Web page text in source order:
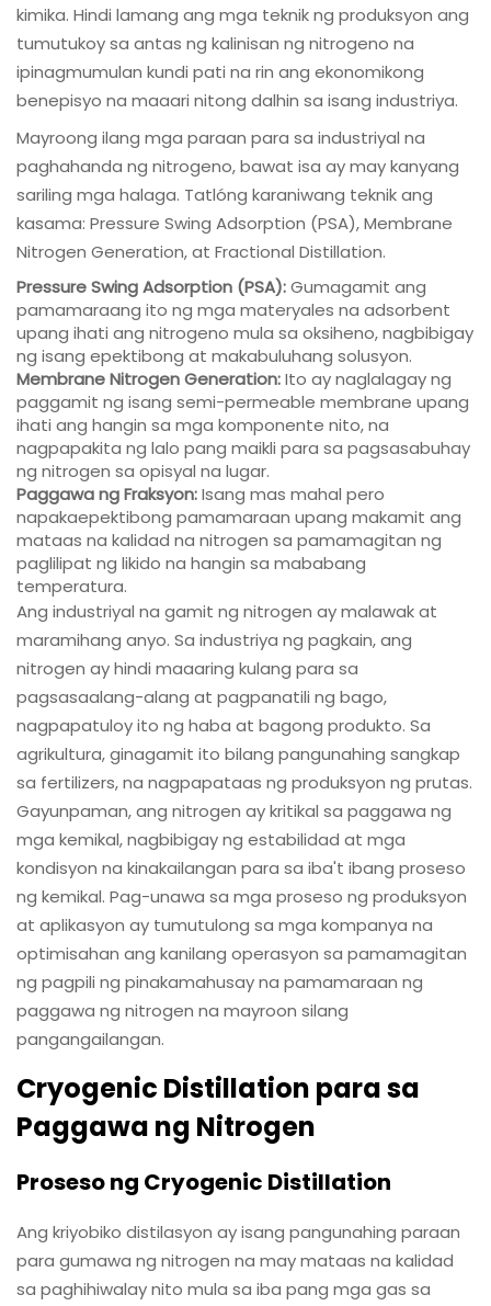
kimika. Hindi lamang ang mga teknik ng produksyon ang
tumutukoy sa antas ng kalinisan ng nitrogeno na
ipinagmumulan kundi pati na rin ang ekonomikong
benepisyo na maaari nitong dalhin sa isang industriya.
Mayroong ilang mga paraan para sa industriyal na
paghahanda ng nitrogeno, bawat isa ay may kanyang
sariling mga halaga. Tatlóng karaniwang teknik ang
kasama: Pressure Swing Adsorption (PSA), Membrane
Nitrogen Generation, at Fractional Distillation.
Pressure Swing Adsorption (PSA):Gumagamit ang
pamamaraang ito ng mga materyales na adsorbent
upang ihati ang nitrogeno mula sa oksiheno, nagbibigay
ng isang epektibong at makabuluhang solusyon.
Membrane Nitrogen Generation:Ito ay naglalagay ng
paggamit ng isang semi-permeable membrane upang
ihati ang hangin sa mga komponente nito, na
nagpapakita ng lalo pang maikli para sa pagsasabuhay
ng nitrogen sa opisyal na lugar.
Paggawa ng Fraksyon:Isang mas mahal pero
napakaepektibong pamamaraan upang makamit ang
mataas na kalidad na nitrogen sa pamamagitan ng
paglilipat ng likido na hangin sa mababang
temperatura.
Ang industriyal na gamit ng nitrogen ay malawak at
maramihang anyo. Sa industriya ng pagkain, ang
nitrogen ay hindi maaaring kulang para sa
pagsasaalang-alang at pagpanatili ng bago,
nagpapatuloy ito ng haba at bagong produkto. Sa
agrikultura, ginagamit ito bilang pangunahing sangkap
sa fertilizers, na nagpapataas ng produksyon ng prutas.
Gayunpaman, ang nitrogen ay kritikal sa paggawa ng
mga kemikal, nagbibigay ng estabilidad at mga
kondisyon na kinakailangan para sa iba't ibang proseso
ng kemikal. Pag-unawa sa mga proseso ng produksyon
at aplikasyon ay tumutulong sa mga kompanya na
optimisahan ang kanilang operasyon sa pamamagitan
ng pagpili ng pinakamahusay na pamamaraan ng
paggawa ng nitrogen na mayroon silang
pangangailangan.
Cryogenic Distillation para sa
Paggawa ng Nitrogen
Proseso ng Cryogenic Distillation
Ang kriyobiko distilasyon ay isang pangunahing paraan
para gumawa ng nitrogen na may mataas na kalidad
sa paghihiwalay nito mula sa iba pang mga gas sa